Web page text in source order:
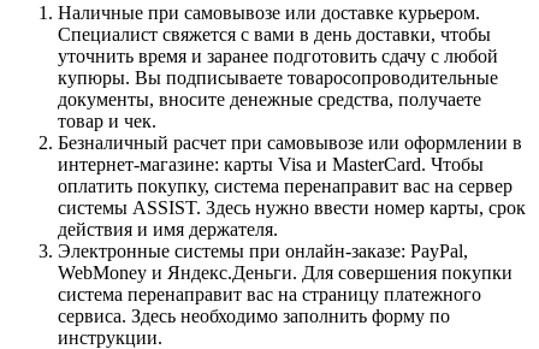
Наличные при самовывозе или доставке курьером.
Специалист свяжется с вами в день доставки, чтобы
уточнить время и заранее подготовить сдачу с любой
купюры. Вы подписываете товаросопроводительные
документы, вносите денежные средства, получаете
товар и чек.
Безналичный расчет при самовывозе или оформлении в
интернет-магазине: карты Visa и MasterCard. Чтобы
оплатить покупку, система перенаправит вас на сервер
системы ASSIST. Здесь нужно ввести номер карты, срок
действия и имя держателя.
Электронные системы при онлайн-заказе: PayPal,
WebMoney и Яндекс.Деньги. Для совершения покупки
система перенаправит вас на страницу платежного
сервиса. Здесь необходимо заполнить форму по
инструкции.